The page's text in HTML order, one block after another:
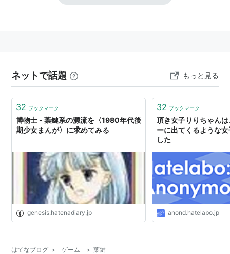
ネットで話題 もっと見る
32 ブックマーク
博物士 - 葉鍵系の源流を〈1980年代後
期少女まんが〉に求めてみる
genesis.hatenadiary.jp
32 ブックマーク
頂き女子りりちゃん
ーに出てくるような
した
anond.hatelabo.jp
はてなブログ > ゲーム > 葉鍵